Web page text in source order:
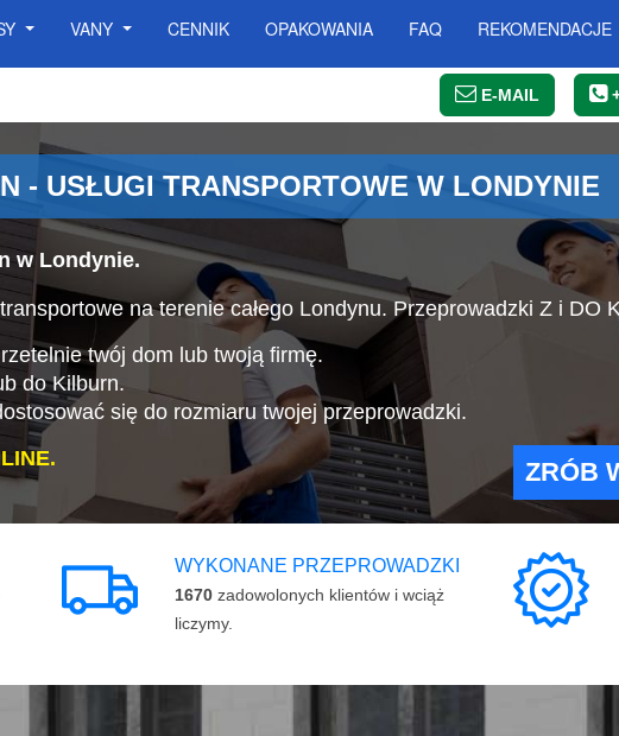
VANY CENNIK OPAKOWANIA FAQ REKOMENDACJE
E-MAIL
- USŁUGI TRANSPORTOWE W LONDYNIE
w Londynie.
na terenie całego Londynu. Przeprowadzki Z i DO
twój dom lub twoją firmę.
do Kilburn.
się do rozmiaru twojej przeprowadzki.
ZRÓB
WYKONANE PRZEPROWADZKI
1670 zadowolonych klientów i wciąż
liczymy.